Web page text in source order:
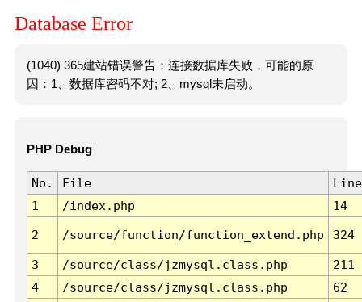
Database Error
(1040) 365建站错误警告：连接数据库失败，可能的原
因：1、数据库密码不对; 2、mysql未启动。
PHP Debug
No. File
Line
1
/index.php 14
2 /source/function/function_extend.php 324
3 /source/class/jzmysql.class.php
211
4
/source/class/jzmysql.class.php
62